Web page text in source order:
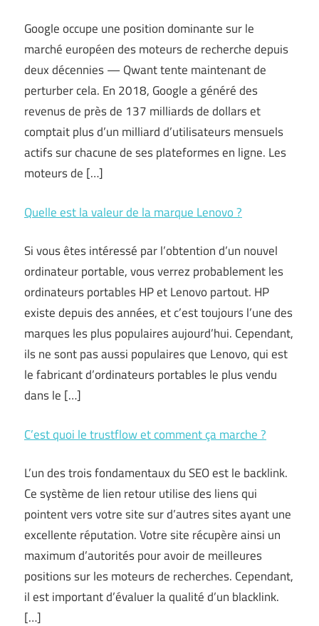
Google occupe une position dominante sur le
marché européen des moteurs de recherche depuis
deux décennies — Qwant tente maintenant de
perturber cela. En 2018, Google a généré des
revenus de près de 137 milliards de dollars et
comptait plus d’un milliard d’utilisateurs mensuels
actifs sur chacune de ses plateformes en ligne. Les
moteurs de […]
Quelle est la valeur de la marque Lenovo ?
Si vous êtes intéressé par l’obtention d’un nouvel
ordinateur portable, vous verrez probablement les
ordinateurs portables HP et Lenovo partout. HP
existe depuis des années, et c’est toujours l’une des
marques les plus populaires aujourd’hui. Cependant,
ils ne sont pas aussi populaires que Lenovo, qui est
le fabricant d’ordinateurs portables le plus vendu
dans le […]
C’est quoi le trustflow et comment ça marche ?
L’un des trois fondamentaux du SEO est le backlink.
Ce système de lien retour utilise des liens qui
pointent vers votre site sur d’autres sites ayant une
excellente réputation. Votre site récupère ainsi un
maximum d’autorités pour avoir de meilleures
positions sur les moteurs de recherches. Cependant,
il est important d’évaluer la qualité d’un blacklink.
[…]